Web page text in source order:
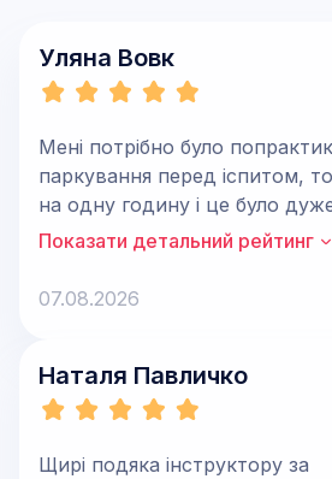
Уляна Вовк
Мені потрібно було
паркування перед іспитом,
на одну годину і це було
допоміг зрозуміти мої помилки
ефективнішими. Привітна і
Показати детальний рейтинг
07.08.2026
Наталя Павличко
Щирі подяка інструктору за